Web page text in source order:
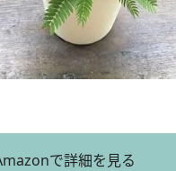
で詳細を見る